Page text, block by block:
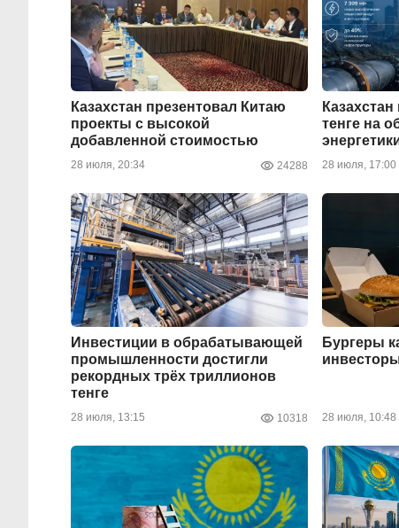
Казахстан презентовал Китаю
проекты с высокой
добавленной стоимостью
28 июля, 20:34 24288
тенге на
28 июля, 17:00
Инвестиции в обрабатывающей
промышленности достигли
рекордных трёх триллионов
тенге
28 июля, 13:15 10318
Бургеры
28 июля, 10:48